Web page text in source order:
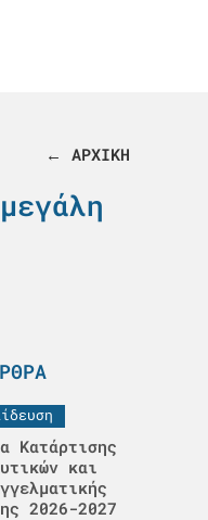
← ΑΡΧΙΚΗ
Κατάρτισης
και
2026-2027